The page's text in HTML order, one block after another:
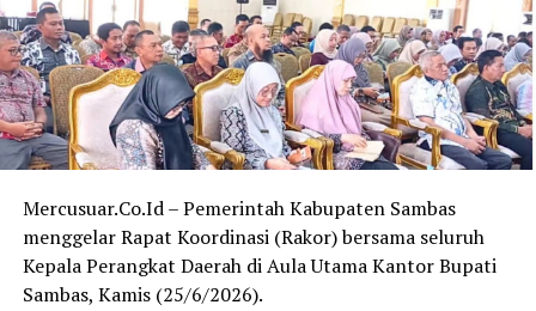
Selain memberikan apresiasi, Ferdinad juga mengajak
seluruh pihak untuk bersama-sama menjaga suasana
kondusif selama pelaksanaan MTQ yang berlangsung
kurang lebih selama tujuh hari.
“Saya berharap panitia, peserta, serta seluruh lapisan
masyarakat di Desa Sededong dapat bersama-sama
menjaga keamanan dan kenyamanan selama kegiatan
MTQ ini berlangsung,” tutupnya.
Kegiatan MTQ ke-13 Tingkat Kecamatan Tebas tersebut
Mercusuar.Co.Id – Pemerintah Kabupaten Sambas
menggelar Rapat Koordinasi (Rakor) bersama seluruh
Kepala Perangkat Daerah di Aula Utama Kantor Bupati
Sambas, Kamis (25/6/2026).